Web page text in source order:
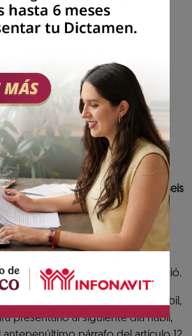
tus aportaciones al fondo
de descuentos para
de créditos.
al servicio?
el aviso de Dictamen
elDictamen Infonavit es de hasta seis
de la fecha de presentación del
O bien, en caso de haber
ésta se hubiera concedido, el
dentro de la fecha
prórroga que el Instituto le expidió.
el Dictamen es un día inhábil,
presentarlo al siguiente día hábil,